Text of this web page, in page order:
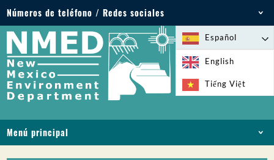
Números de teléfono / Redes sociales
Teléfono: 505-827-2855
1-800-219-6157
Emergencias medioambientales: 505-827-9329
(24 horas)
Español
English
Tiếng Việt
Menú principal